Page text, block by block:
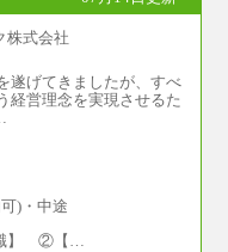
遂げてきましたが、すべ
経営理念を実現させるた
)・中途
】 ②【…